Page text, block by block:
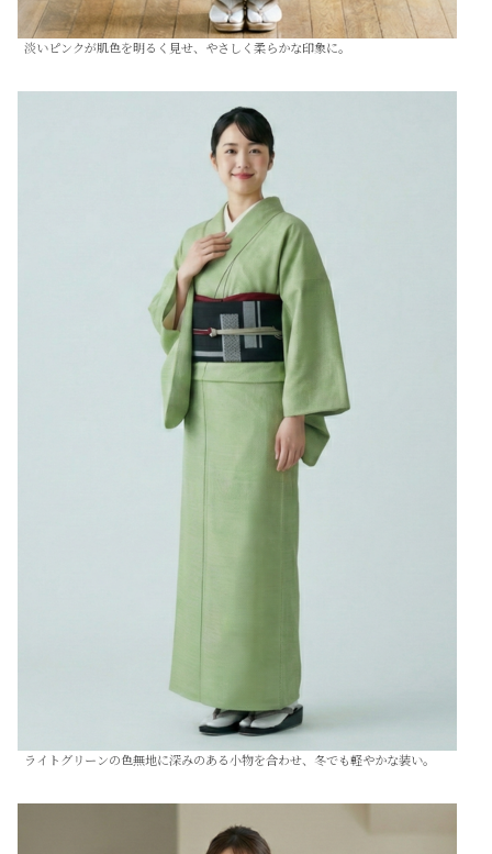
淡いピンクが肌色を明るく見せ、やさしく柔らかな印象に。
ライトグリーンの色無地に深みのある小物を合わせ、冬でも軽やかな装い。